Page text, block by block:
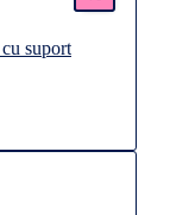
suport